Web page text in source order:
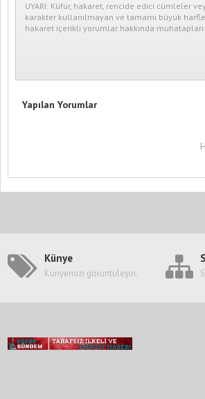
UYARI: Küfür, hakaret, rencide edici cümleler
karakter kullanılmayan ve tamamı büyük
hakaret içerikli yorumlar hakkında
Yapılan Yorumlar
Künye
Künyemizi görüntüleyin.